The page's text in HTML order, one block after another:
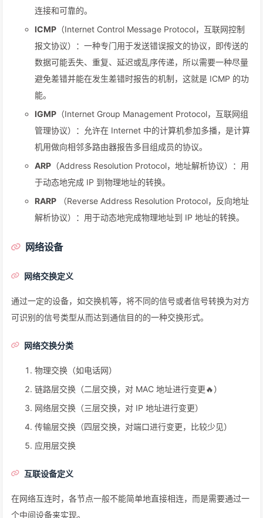
连接和可靠的。
ICMP （Internet Control Message Protocol，互联网控制
报文协议）：一种专门用于发送错误报文的协议，即传送的
数据可能丢失、重复、延迟或乱序传递，所以需要一种尽量
避免差错并能在发生差错时报告的机制，这就是 ICMP 的功
能。
IGMP （Internet Group Management Protocol，互联网组
管理协议）：允许在 Internet 中的计算机参加多播，是计算
机用做向相邻多路由器报告多目组成员的协议。
ARP （Address Resolution Protocol，地址解析协议）：用
于动态地完成 IP 到物理地址的转换。
RARP （Reverse Address Resolution Protocol，反向地址
解析协议）：用于动态地完成物理地址到 IP 地址的转换。
网络设备
网络交换定义
通过一定的设备，如交换机等，将不同的信号或者信号转换为对方
可识别的信号类型从而达到通信目的的一种交换形式。
网络交换分类
物理交换（如电话网）
链路层交换（二层交换，对 MAC 地址进行变更🔥）
网络层交换（三层交换，对 IP 地址进行变更）
传输层交换（四层交换，对端口进行变更，比较少见）
应用层交换
互联设备定义
在网络互连时，各节点一般不能简单地直接相连，而是需要通过一
个中间设备来实现。